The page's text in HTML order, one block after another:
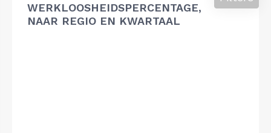
WERKLOOSHEIDSPERCENTAGE,
NAAR REGIO EN KWARTAAL